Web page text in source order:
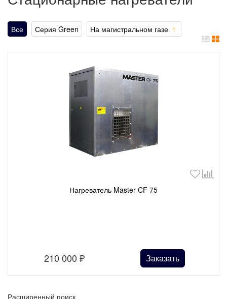
Все Серия Green На магистральном газе 1
Нагреватель Master CF 75
210 000₽ Заказать
Расширенный поиск